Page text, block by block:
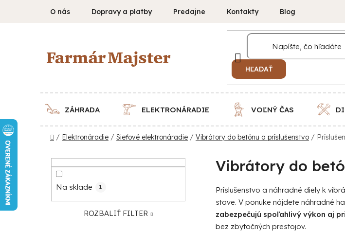
O nás Dopravy a platby Predajne Kontakty Blog
HĽADAŤ
ZÁHRADA ELEKTRONÁRADIE VOĽNÝ ČAS
Domov
/ Elektronáradie / Sieťové elektronáradie / Vibrátory do betónu a príslušenstvo /
Na sklade 1
ROZBALIŤ FILTER
Vibrátory do
Príslušenstvo a náhradné diely k
stave. V ponuke nájdete náhradné
zabezpečujú spoľahlivý výkon aj
bez zbytočných prestojov.